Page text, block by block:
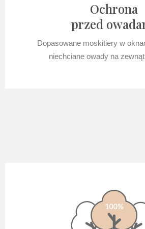
Ochrona
przed
Dopasowane moskitiery w
niechciane owady na